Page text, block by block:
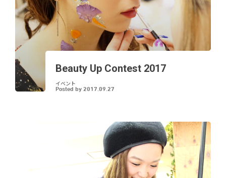
Beauty Up Contest 2017
Posted by 2017.09.27
イベント